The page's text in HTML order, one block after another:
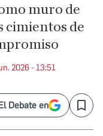
muro de
cimientos de
2026 - 13:51
Debate en Save